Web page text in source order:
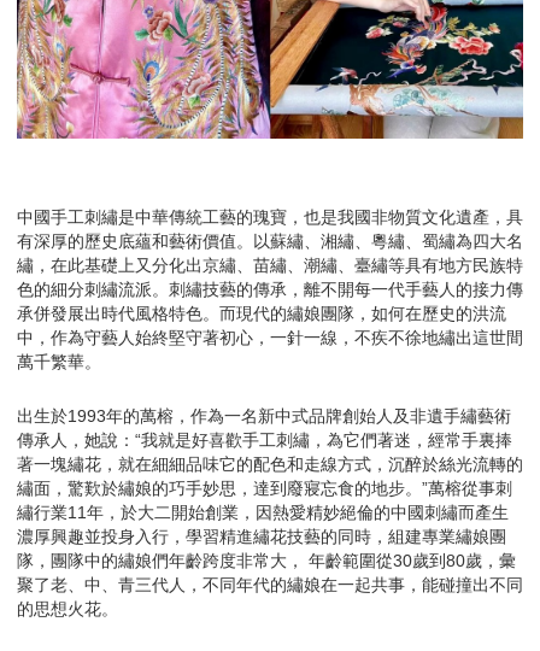
中國手工刺繡是中華傳統工藝的瑰寶，也是我國非物質文化遺產，具
有深厚的歷史底蘊和藝術價值。以蘇繡、湘繡、粵繡、蜀繡為四大名
繡，在此基礎上又分化出京繡、苗繡、潮繡、臺繡等具有地方民族特
色的細分刺繡流派。刺繡技藝的傳承，離不開每一代手藝人的接力傳
承併發展出時代風格特色。而現代的繡娘團隊，如何在歷史的洪流
中，作為守藝人始終堅守著初心，一針一線，不疾不徐地繡出這世間
萬千繁華。
出生於1993年的萬榕，作為一名新中式品牌創始人及非遺手繡藝術
傳承人，她說：“我就是好喜歡手工刺繡，為它們著迷，經常手裏捧
著一塊繡花，就在細細品味它的配色和走線方式，沉醉於絲光流轉的
繡面，驚歎於繡娘的巧手妙思，達到廢寢忘食的地步。”萬榕從事刺
繡行業11年，於大二開始創業，因熱愛精妙絕倫的中國刺繡而產生
濃厚興趣並投身入行，學習精進繡花技藝的同時，組建專業繡娘團
隊，團隊中的繡娘們年齡跨度非常大， 年齡範圍從30歲到80歲，彙
聚了老、中、青三代人，不同年代的繡娘在一起共事，能碰撞出不同
的思想火花。